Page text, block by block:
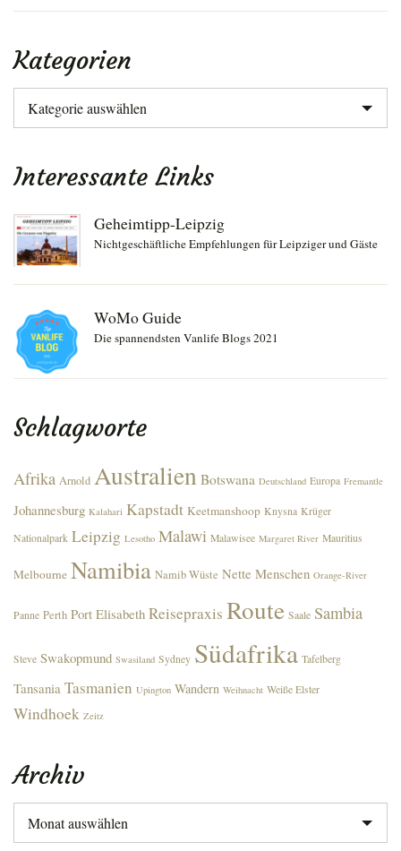
Kategorien
Kategorien
Interessante Links
Geheimtipp-Leipzig
Nichtgeschäftliche Empfehlungen für Leipziger und Gäste
WoMo Guide
Die spannendsten Vanlife Blogs 2021
Schlagworte
Afrika Arnold Australien Botswana Deutschland Europa Fremantle
Johannesburg Kalahari Kapstadt Keetmanshoop Knysna Krüger
Nationalpark Leipzig Lesotho Malawi Malawisee Margaret River Mauritius
Melbourne Namibia Namib Wüste Nette Menschen Orange-River
Panne Perth Port Elisabeth Reisepraxis Route Saale Sambia
Steve Swakopmund Swasiland Sydney Südafrika Tafelberg
Tansania Tasmanien Upington Wandern Weihnacht Weiße Elster
Windhoek Zeitz
Archiv
Archiv